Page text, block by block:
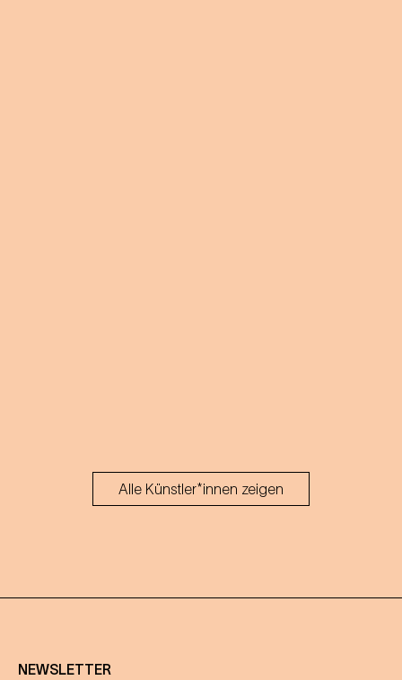
Alle Künstler*innen zeigen
NEWSLETTER